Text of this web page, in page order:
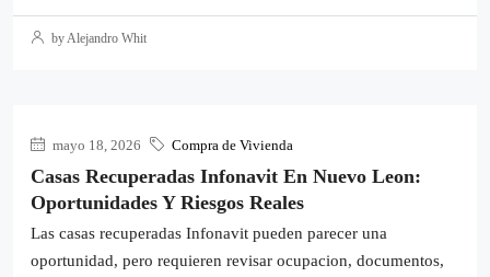
by Alejandro Whit
mayo 18, 2026 Compra de Vivienda
Casas Recuperadas Infonavit En Nuevo Leon:
Oportunidades Y Riesgos Reales
Las casas recuperadas Infonavit pueden parecer una
oportunidad, pero requieren revisar ocupacion, documentos,